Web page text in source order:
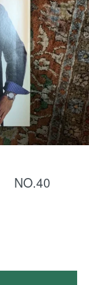
NO.40